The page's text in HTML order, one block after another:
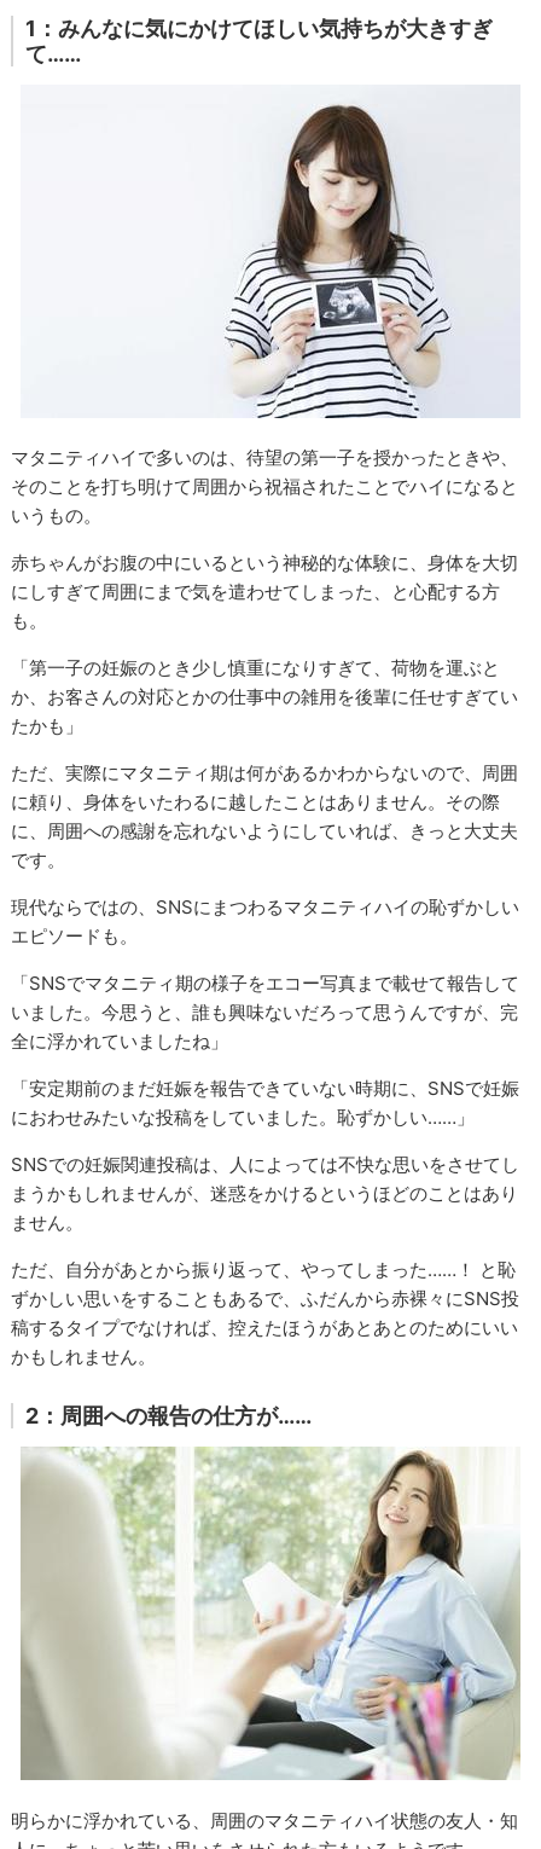
1：みんなに気にかけてほしい気持ちが大きすぎ
て……
マタニティハイで多いのは、待望の第一子を授かったときや、
そのことを打ち明けて周囲から祝福されたことでハイになると
いうもの。
赤ちゃんがお腹の中にいるという神秘的な体験に、身体を大切
にしすぎて周囲にまで気を遣わせてしまった、と心配する方
も。
「第一子の妊娠のとき少し慎重になりすぎて、荷物を運ぶと
か、お客さんの対応とかの仕事中の雑用を後輩に任せすぎてい
たかも」
ただ、実際にマタニティ期は何があるかわからないので、周囲
に頼り、身体をいたわるに越したことはありません。その際
に、周囲への感謝を忘れないようにしていれば、きっと大丈夫
です。
現代ならではの、SNSにまつわるマタニティハイの恥ずかしい
エピソードも。
「SNSでマタニティ期の様子をエコー写真まで載せて報告して
いました。今思うと、誰も興味ないだろって思うんですが、完
全に浮かれていましたね」
「安定期前のまだ妊娠を報告できていない時期に、SNSで妊娠
におわせみたいな投稿をしていました。恥ずかしい……」
SNSでの妊娠関連投稿は、人によっては不快な思いをさせてし
まうかもしれませんが、迷惑をかけるというほどのことはあり
ません。
ただ、自分があとから振り返って、やってしまった……！ と恥
ずかしい思いをすることもあるで、ふだんから赤裸々にSNS投
稿するタイプでなければ、控えたほうがあとあとのためにいい
かもしれません。
2：周囲への報告の仕方が……
明らかに浮かれている、周囲のマタニティハイ状態の友人・知